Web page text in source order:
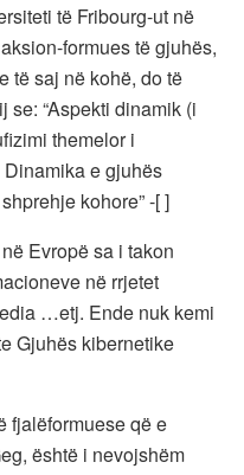
të Fribourg-ut në
formues të gjuhës,
të saj në kohë, do të
se: “Aspekti dinamik (i
themelor i
e gjuhës
kohore” -[ ]
Evropë sa i takon
në rrjetet
…etj. Ende nuk kemi
Gjuhës kibernetike
fjalëformuese që e
është i nevojshëm